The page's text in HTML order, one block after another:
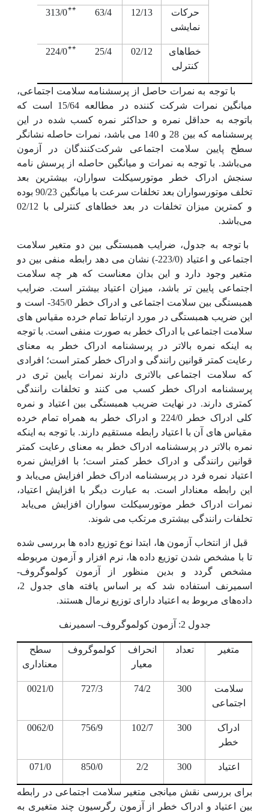
حرکات
نمایشی
12/13
63/4
**
313/0
خطاهای
کنترلی
02/12
25/4
**
224/0
با توجه به نمرات حاصل از پرسشنامه سلامت اجتماعی،
میانگین نمرات شرکت کننده در مطالعه 15/64 است که
باتوجه به حداقل نمره و حداکثر نمره کسب شده در این
پرسشنامه که بین 28 و 140 می باشد، نمرات حاصله نشانگر
سطح پایین سلامت اجتماعی شرکت‌کنندگان در آزمون
می‌باشد. با توجه به نمرات و میانگین حاصله از پرسش نامه
سنجش ادراک خطر موتورسیکلت سواران، بیشترین بعد
تخلف موتورسواران بعد تخلفات سرعت با میانگین 90/23 بوده
و کمترین میزان تخلفات در بعد خطاهای کنترلی با 02/12
می‌باشد.
با توجه به جدول، ضرایب همبستگی بین دو متغیر سلامت
اجتماعی و اعتیاد (223/0-) نشان می دهد رابطه منفی بین دو
متغیر وجود دارد و این بدان معناست که هر چه سلامت
اجتماعی پایین تر باشد، میزان اعتیاد بیشتر است. ضرایب
همبستگی بین سلامت اجتماعی و ادراک خطر 345/0- است و
این ضریب همبستگی در مورد ارتباط تمام خرده مقیاس های
سلامت اجتماعی با ادراک خطر به صورت منفی است. با توجه
به اینکه نمره بالاتر در پرسشنامه ادراک خطر به معنای
رعایت کمتر قوانین رانندگی و ادراک خطر کمتر است؛ افرادی
که سلامت اجتماعی بالاتری دارند نمرات پایین تری در
پرسشنامه ادراک خطر کسب می کنند و تخلفات رانندگی
کمتری دارند. در نهایت ضریب همبستگی بین اعتیاد و نمره
کلی ادراک خطر 224/0 و ادراک خطر به همراه تمام خرده
مقیاس های آن با اعتیاد رابطه مستقیم دارند. با توجه به اینکه
نمره بالاتر در پرسشنامه ادراک خطر به معنای رعایت کمتر
قوانین رانندگی و ادراک خطر کمتر است؛ با افزایش نمره
اعتیاد نمره فرد در پرسشنامه ادراک خطر افزایش می‌یابد و
این رابطه معنادار است. به عبارت دیگر با افزایش اعتیاد،
نمرات ادراک خطر موتورسیکلت سواران افزایش می‌یابد
تخلفات رانندگی بیشتری مرتکب می شوند.
قبل از انتخاب آزمون ها، ابتدا نوع توزیع داده ها بررسی شده
تا با مشخص شدن توزیع داده ها، نرم افزار و آزمون مربوطه
مشخص گردد و بدین منظور از آزمون کولموگروف-
اسمیرنف استفاده شد که بر اساس یافته های جدول 2،
داده‌های مربوط به اعتیاد دارای توزیع نرمال هستند.
جدول 2: آزمون کولموگروف- اسمیرنف
متغیر تعداد
انحراف
معیار
کولموگروف
سطح
معناداری
سلامت
اجتماعی
300
74/2
727/3
0021/0
ادراک
خطر
300
102/7
756/9
0062/0
اعتیاد 300
2/2
850/0
071/0
برای بررسی نقش میانجی متغیر سلامت اجتماعی در رابطه
بین اعتیاد و ادراک خطر از آزمون رگرسیون چند متغیری به